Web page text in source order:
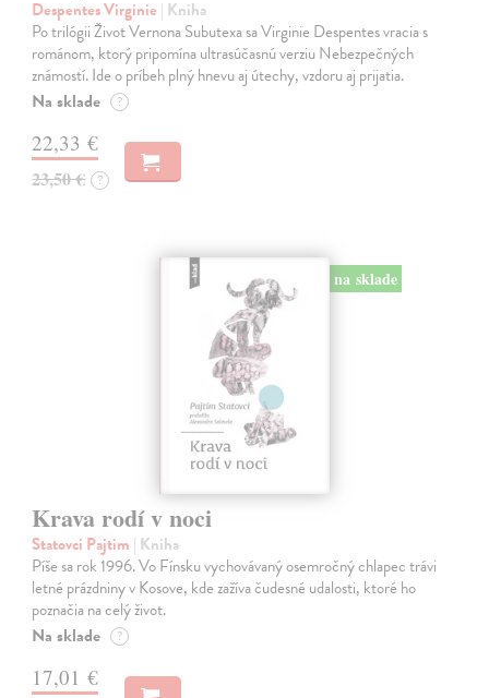
Despentes Virginie | Kniha
Po trilógii Život Vernona Subutexa sa Virginie Despentes vracia s
románom, ktorý pripomína ultrasúčasnú verziu Nebezpečných
známostí. Ide o príbeh plný hnevu aj útechy, vzdoru aj prijatia.
Na sklade ?
22,33 €
23,50 € ?
na sklade
Krava rodí v noci
Statovci Pajtim | Kniha
Píše sa rok 1996. Vo Fínsku vychovávaný osemročný chlapec trávi
letné prázdniny v Kosove, kde zažíva čudesné udalosti, ktoré ho
poznačia na celý život.
Na sklade ?
17,01 €